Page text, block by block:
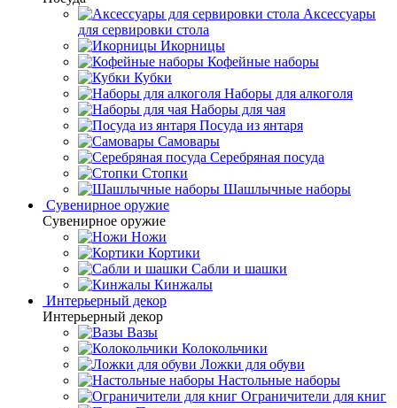
Аксессуары
для сервировки стола
Икорницы
Кофейные наборы
Кубки
Наборы для алкоголя
Наборы для чая
Посуда из янтаря
Самовары
Серебряная посуда
Стопки
Шашлычные наборы
Сувенирное оружие
Сувенирное оружие
Ножи
Кортики
Сабли и шашки
Кинжалы
Интерьерный декор
Интерьерный декор
Вазы
Колокольчики
Ложки для обуви
Настольные наборы
Ограничители для книг